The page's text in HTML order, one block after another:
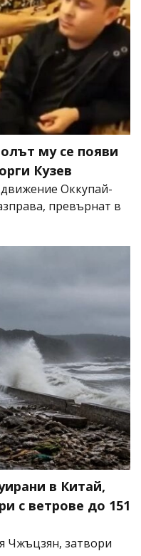
му се появи
Кузев
Оккупай-
превърнат в
в Китай,
с ветрове до 151
Чжъцзян, затвори